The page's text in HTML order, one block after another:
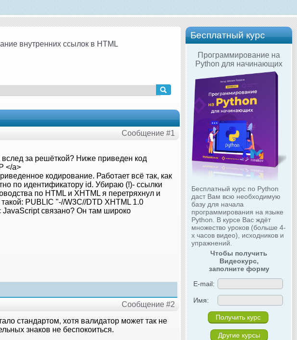
Бесплатный курс
Программирование на
Python для начинающих
Бесплатный курс по Python
даст Вам всю необходимую
базу для начала
программирования на языке
Python. В курсе Вас ждёт
множество уроков (больше 4-
х часов видео), исходников и
упражнений.
Чтобы получить
Видеокурс,
заполните форму
E-mail:
Имя:
Другие курсы
внутренних ссылок в HTML
Сообщение #1
вслед за решёткой? Ниже приведен код
</a>
кодирование. Работает всё так, как
по идентификатору id. Убираю (!)- ссылки
по HTML и XHTML я перетряхнул и
PUBLIC "-//W3C//DTD XHTML 1.0
JavaScript связано? Он там широко
Сообщение #2
стандартом, хотя валидатор может так не
знаков не беспокоиться.